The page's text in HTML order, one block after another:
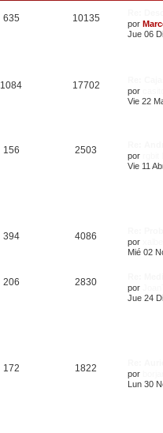
635 10135
por
Jue 06
1084 17702
por
Vie 22
156 2503
por
Vie 11
394 4086
por
Mié 02
206 2830
por
Jue 24
172 1822
por
Lun 30